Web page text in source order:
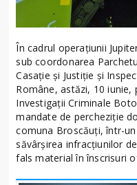
În cadrul operațiunii
sub coordonarea
Casație și Justiție și
Române, astăzi, 10 iunie,
Investigații Criminale
mandate de percheziție
comuna Broscăuți, într-
săvârșirea infracțiunilor
fals material în înscrisuri